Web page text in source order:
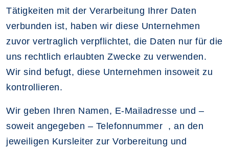
Tätigkeiten mit der Verarbeitung Ihrer Daten
verbunden ist, haben wir diese Unternehmen
zuvor vertraglich verpflichtet, die Daten nur für die
uns rechtlich erlaubten Zwecke zu verwenden.
Wir sind befugt, diese Unternehmen insoweit zu
kontrollieren.
Wir geben Ihren Namen, E-Mailadresse und –
soweit angegeben – Telefonnummer , an den
jeweiligen Kursleiter zur Vorbereitung und